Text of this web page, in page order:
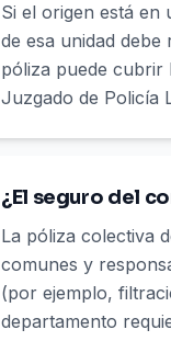
Si el origen está en
de esa unidad
póliza puede cubrir
Juzgado de Policía
¿El seguro del
La póliza colectiva
comunes y
(por ejemplo,
departamento